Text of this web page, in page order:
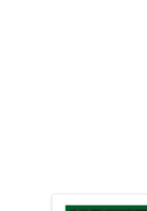
CONTACT